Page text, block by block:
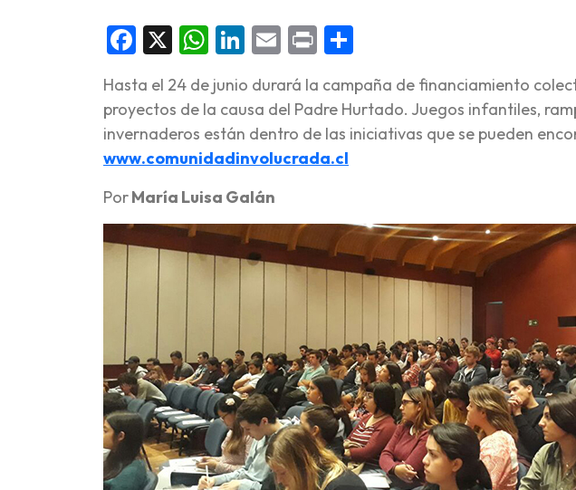
Facebook
X WhatsApp
LinkedIn
Email
Print
Hasta el 24 de junio durará la campaña de financiamiento
proyectos de la causa del Padre Hurtado. Juegos infantiles,
invernaderos están dentro de las iniciativas que se pueden
www.comunidadinvolucrada.cl
PorMaría Luisa Galán